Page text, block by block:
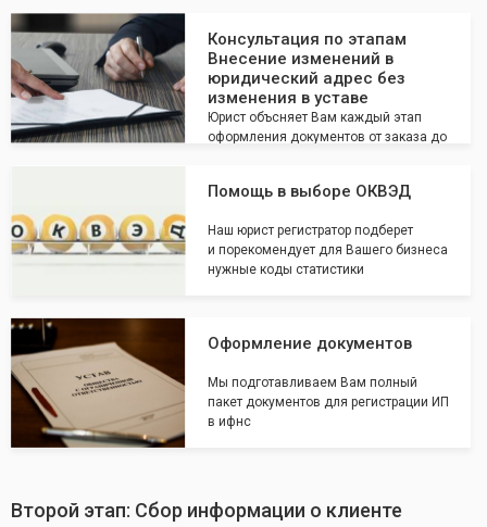
Консультация по этапам
Внесение изменений в
юридический адрес без
изменения в уставе
Юрист объсняет Вам каждый этап
оформления документов от заказа до
Помощь в выборе ОКВЭД
Наш юрист регистратор подберет
и порекомендует для Вашего бизнеса
нужные коды статистики
Оформление документов
Мы подготавливаем Вам полный
пакет документов для регистрации ИП
в ифнс
Второй этап: Сбор информации о клиенте